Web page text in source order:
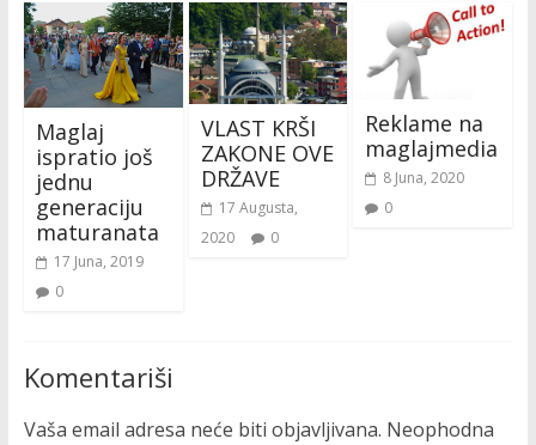
Maglaj
ispratio još
jednu
generaciju
maturanata
17 Juna, 2019
0
VLAST KRŠI
ZAKONE OVE
DRŽAVE
17 Augusta,
2020
0
Reklame na
maglajmedia
8 Juna, 2020
0
Komentariši
Vaša email adresa neće biti objavljivana. Neophodna